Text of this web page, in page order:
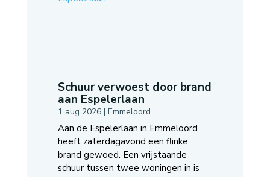
Schuur verwoest door brand
aan Espelerlaan
1 aug 2026| Emmeloord
Aan de Espelerlaan in Emmeloord
heeft zaterdagavond een flinke
brand gewoed. Een vrijstaande
schuur tussen twee woningen in is